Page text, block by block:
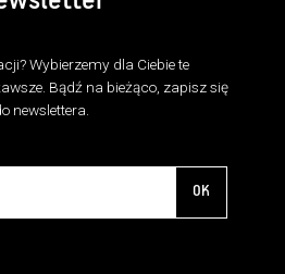
Wybierzemy dla Ciebie te
Bądź na bieżąco, zapisz się
newslettera.
OK